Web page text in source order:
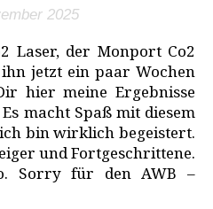
2025
jetzt ein paar Wochen
hier meine Ergebnisse
macht Spaß mit diesem
bin wirklich begeistert.
und Fortgeschrittene.
Sorry für den AWB –